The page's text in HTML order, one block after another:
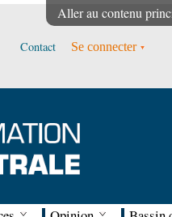
Aller au contenu
Contact Se connecter